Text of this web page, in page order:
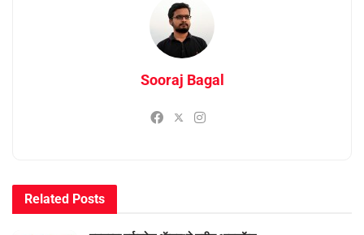
Sooraj Bagal
Related Posts